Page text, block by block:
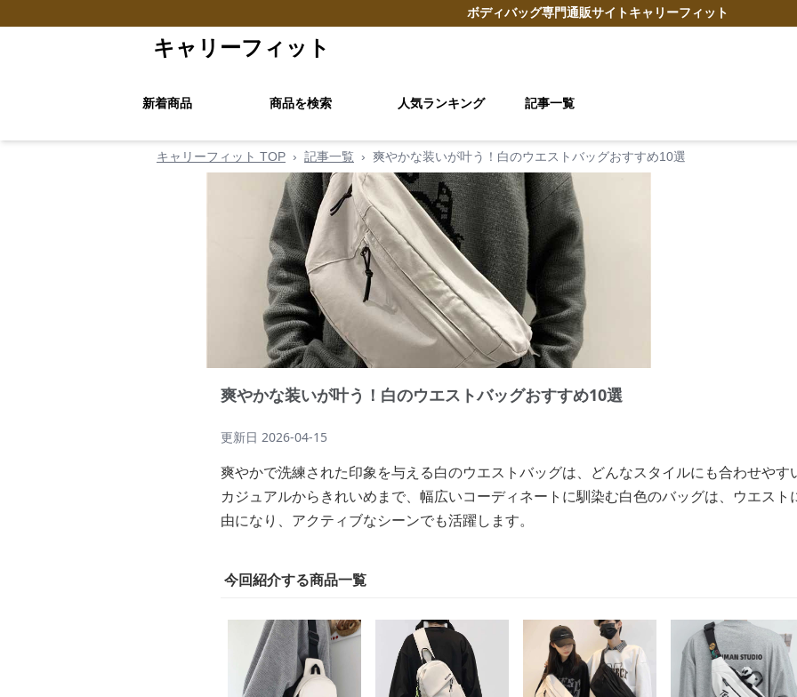
ボディバッグ専門通販サイトキャリーフィット
キャリーフィット
新着商品 商品を検索 人気ランキング 記事一覧
キャリーフィット TOP › 記事一覧 › 爽やかな装いが叶う！白のウエストバッグおすすめ10選
爽やかな装いが叶う！白のウエストバッグおすすめ10選
更新日 2026-04-15
爽やかで洗練された印象を与える白のウエストバッグは、どんなスタイルにも合わせやす
カジュアルからきれいめまで、幅広いコーディネートに馴染む白色のバッグは、ウエス
由になり、アクティブなシーンでも活躍します。
今回紹介する商品一覧